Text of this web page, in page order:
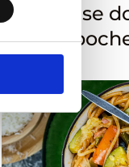
Portugese
met
Lees
meer
over
Eenpansgerecht